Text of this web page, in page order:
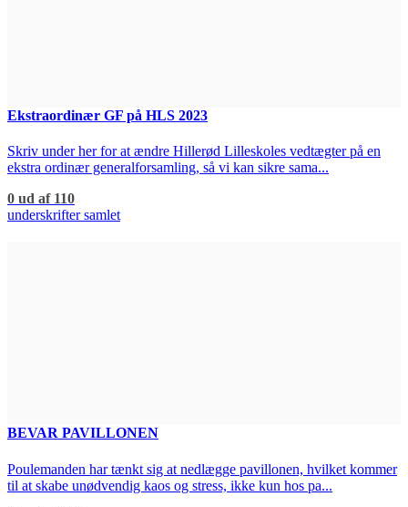
Ekstraordinær GF på HLS 2023
Skriv under her for at ændre Hillerød Lilleskoles vedtægter på en
ekstra ordinær generalforsamling, så vi kan sikre sama...
0 ud af 110
underskrifter samlet
BEVAR PAVILLONEN
Poulemanden har tænkt sig at nedlægge pavillonen, hvilket kommer
til at skabe unødvendig kaos og stress, ikke kun hos pa...